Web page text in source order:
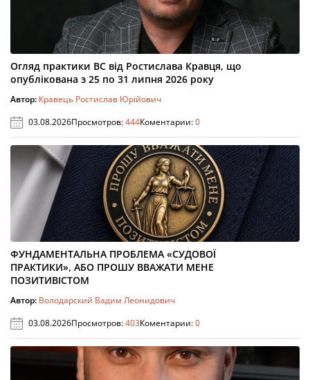
Огляд практики ВС від Ростислава Кравця, що
опублікована з 25 по 31 липня 2026 року
Автор: Кравець Ростислав Юрійович
03.08.2026Просмотров:444Коментарии:0
ФУНДАМЕНТАЛЬНА ПРОБЛЕМА «СУДОВОЇ
ПРАКТИКИ», АБО ПРОШУ ВВАЖАТИ МЕНЕ
ПОЗИТИВІСТОМ
Автор: Володарский Вадим Леонидович
03.08.2026Просмотров:403Коментарии:0